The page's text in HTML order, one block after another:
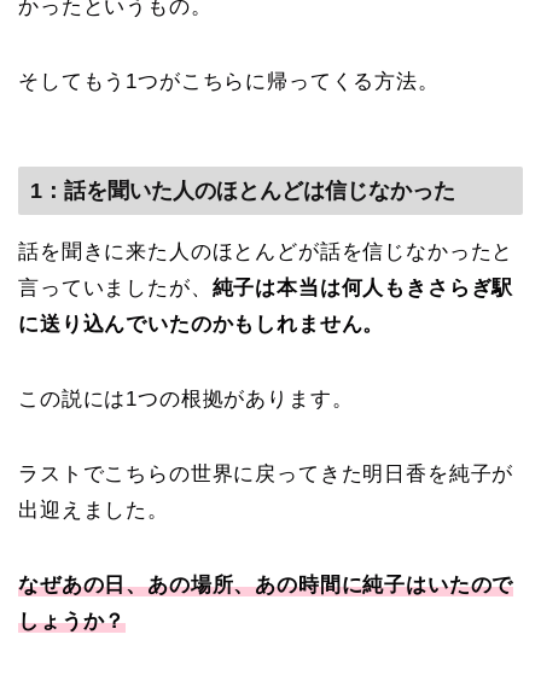
かったというもの。
そしてもう1つがこちらに帰ってくる方法。
1：話を聞いた人のほとんどは信じなかった
話を聞きに来た人のほとんどが話を信じなかったと
言っていましたが、 純子は本当は何人もきさらぎ駅
に送り込んでいたのかもしれません。
この説には1つの根拠があります。
ラストでこちらの世界に戻ってきた明日香を純子が
出迎えました。
なぜあの日、あの場所、あの時間に純子はいたので
しょうか？